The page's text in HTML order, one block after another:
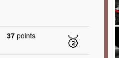
37 points 🥈